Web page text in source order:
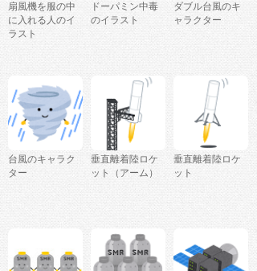
扇風機を服の中
に入れる人のイ
ラスト
ドーパミン中毒
のイラスト
ダブル台風のキ
ャラクター
台風のキャラク
ター
垂直離着陸ロケ
ット（アーム）
垂直離着陸ロケ
ット